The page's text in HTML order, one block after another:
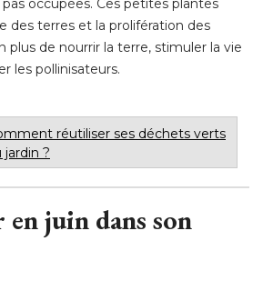
occupées. Ces petites plantes
des terres et la prolifération des
plus de nourrir la terre, stimuler la vie
les pollinisateurs.
réutiliser ses déchets verts
jardin ?
juin dans son